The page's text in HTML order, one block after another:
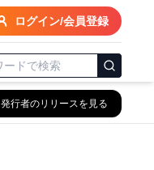
ログイン/会員登録
発行者のリリースを見る